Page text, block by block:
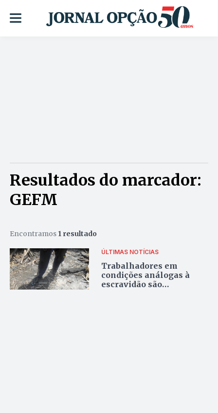
Resultados do marcador:
GEFM
Encontramos 1 resultado
ÚLTIMAS NOTÍCIAS
Trabalhadores em
condições análogas à
escravidão são